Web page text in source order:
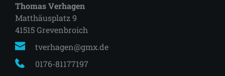
Thomas Verhagen
Matthäusplatz 9
41515 Grevenbroich
tverhagen@gmx.de
0176-81177197